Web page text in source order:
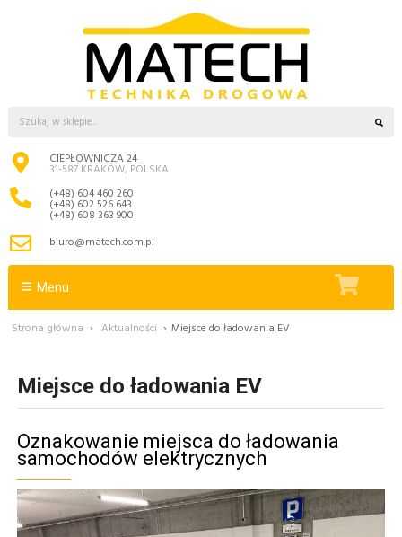
CIEPŁOWNICZA 24
31-587 KRAKÓW, POLSKA
(+48) 604 460 260
(+48) 602 526 643
(+48) 608 363 900
biuro@matech.com.pl
Menu
Strona główna › Aktualności › Miejsce do ładowania EV
Miejsce do ładowania EV
Oznakowanie miejsca do ładowania
samochodów elektrycznych